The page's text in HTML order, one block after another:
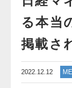
る本当
掲載さ
2022.12.12